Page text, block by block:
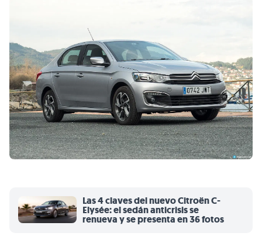
Las 4 claves del nuevo Citroën C-
Elysée: el sedán anticrisis se
renueva y se presenta en 36 fotos